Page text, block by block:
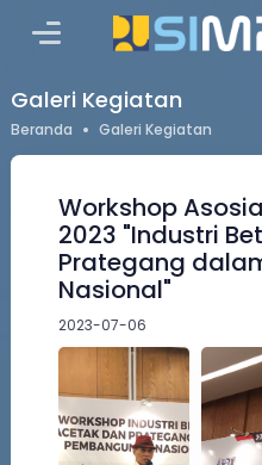
Galeri Kegiatan
Beranda Galeri Kegiatan
Workshop
2023 "Industri
Prategang
Nasional"
2023-07-06